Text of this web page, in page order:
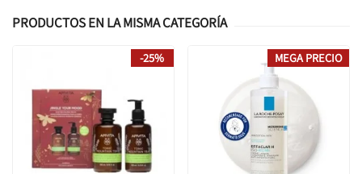
PRODUCTOS EN LA MISMA CATEGORÍA
-25% MEGA PRECIO